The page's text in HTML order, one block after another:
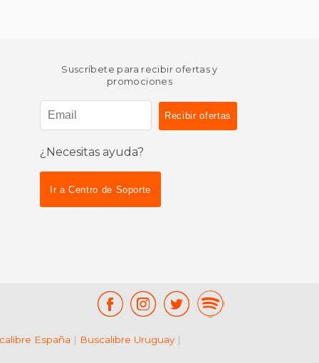
Suscríbete para recibir ofertas y
promociones
¿Necesitas ayuda?
Ir a Centro de Soporte
España | Buscalibre Uruguay|